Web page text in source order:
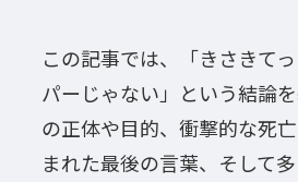
この記事では、「きさきて
パーじゃない」という結論
の正体や目的、衝撃的な死
まれた最後の言葉、そして